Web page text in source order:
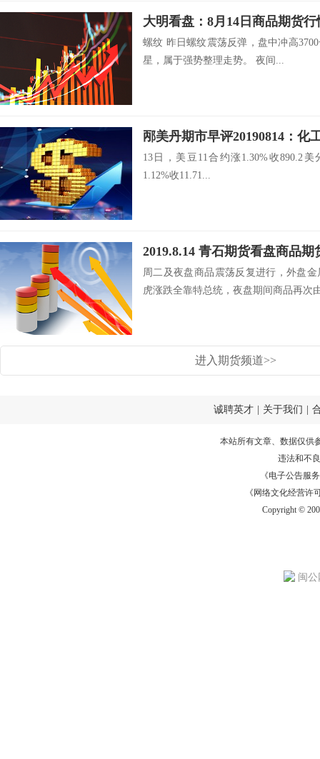
大明看盘：8月14日商品期货
螺纹 昨日螺纹震荡反弹，盘中冲高
星，属于强势整理走势。 夜间...
邴美丹期市早评20190814：化
13日，美豆11合约涨1.30%收890.2
1.12%收11.71...
2019.8.14 青石期货看盘商品期
周二及夜盘商品震荡反复进行，外盘
虎涨跌全靠特总统，夜盘期间商品再次
进入期货频道>>
诚聘英才 关于我们
本站所有文章、数据仅供
违法和不
《电子公告服务
《网络文化经营许
Copyright ©
闽公